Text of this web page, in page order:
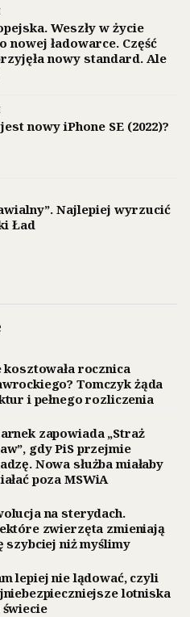
Weszły w życie
nowej ładowarce. Część
nowy standard. Ale
nowy iPhone SE (2022)?
Najlepiej wyrzucić
Ład
kosztowała rocznica
Tomczyk żąda
i pełnego rozliczenia
zapowiada „Straż
gdy PiS przejmie
Nowa służba miałaby
poza MSWiA
na sterydach.
zwierzęta zmieniają
szybciej niż myślimy
lepiej nie lądować, czyli
lotniska
świecie